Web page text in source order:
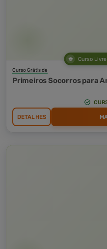
Curso Livre
Curso Grátis de
Primeiros Socorros para
DETALHES